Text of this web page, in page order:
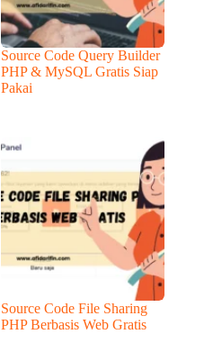
Source Code Query Builder
PHP & MySQL Gratis Siap
Pakai
Source Code File Sharing
PHP Berbasis Web Gratis